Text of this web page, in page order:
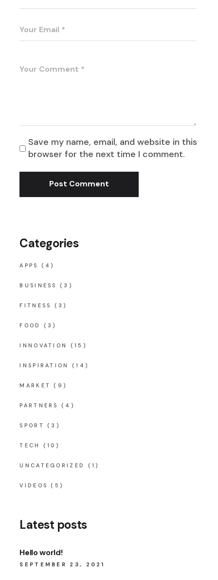
Save my name, email, and website in this
browser for the next time I comment.
Post Comment
Categories
APPS (4)
BUSINESS (3)
FITNESS (3)
FOOD (3)
INNOVATION (15)
INSPIRATION (14)
MARKET (9)
PARTNERS (4)
SPORT (3)
TECH (10)
UNCATEGORIZED (1)
VIDEOS (5)
Latest posts
Hello world!
SEPTEMBER 23, 2021